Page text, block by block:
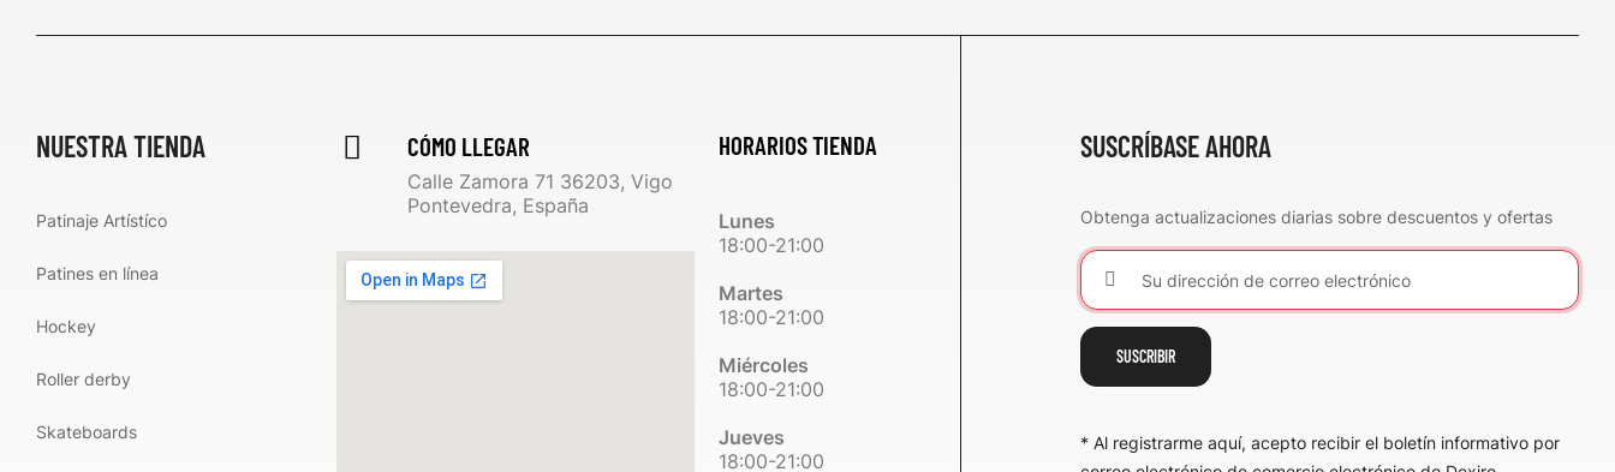
NUESTRA TIENDA
Patinaje Artístíco
Patines en línea
Hockey
Roller derby
Skateboards
CÓMO LLEGAR
Calle Zamora 71 36203, Vigo
Pontevedra, España
HORARIOS TIENDA
Lunes
18:00-21:00
Martes
18:00-21:00
Miércoles
18:00-21:00
Jueves
18:00-21:00
SUSCRÍBASE AHORA
Obtenga actualizaciones diarias sobre descuentos y ofertas
SUSCRIBIR
* Al registrarme aquí, acepto recibir el boletín informativo por